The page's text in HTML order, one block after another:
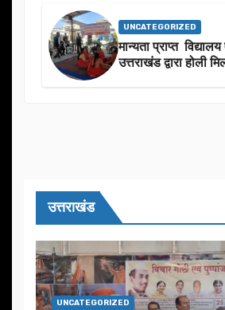
UNCATEGORIZED
मान्यता प्राप्त
उत्तराखंड द्वारा होली
उत्तराखंड
UNCATEGORIZED